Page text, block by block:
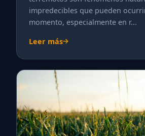
impredecibles que pueden
momento, especialmente en r...
Leer más